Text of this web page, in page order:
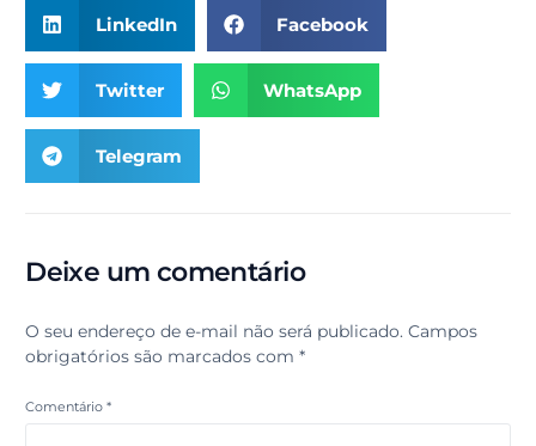
LinkedIn Facebook
Twitter WhatsApp
Telegram
Deixe um comentário
O seu endereço de e-mail não será publicado. Campos
obrigatórios são marcados com*
Comentário*